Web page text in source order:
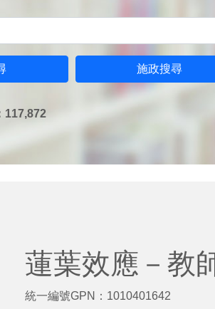
施政搜尋
117,872
蓮葉效應－教
統一編號GPN：1010401642